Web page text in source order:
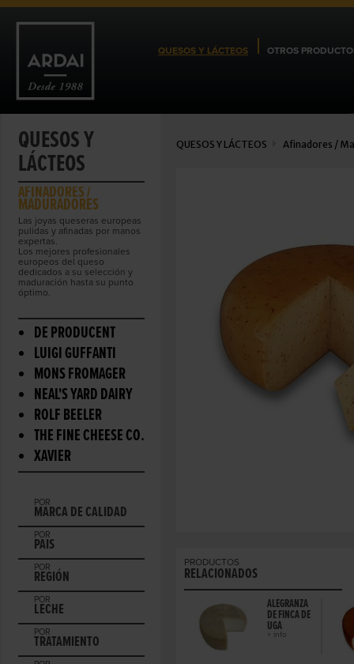
QUESOS Y LÁCTEOS OTROS
QUESOS Y
LÁCTEOS
AFINADORES /
MADURADORES
Las joyas queseras europeas
pulidas y afinadas por manos
expertas.
Los mejores profesionales
europeos del queso
dedicados a su selección y
maduración hasta su punto
óptimo.
DE PRODUCENT
LUIGI GUFFANTI
MONS FROMAGER
NEAL'S YARD DAIRY
ROLF BEELER
THE FINE CHEESE CO.
XAVIER
POR
MARCA DE CALIDAD
POR
PAIS
POR
REGIÓN
POR
LECHE
POR
TRATAMIENTO
QUESOS Y LÁCTEOS Afinadores /
PRODUCTOS
RELACIONADOS
ALEGRANZA
DE FINCA DE
UGA
+ info